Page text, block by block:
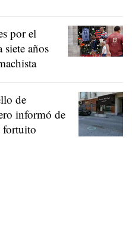
por el
años
de
informó de
fortuito